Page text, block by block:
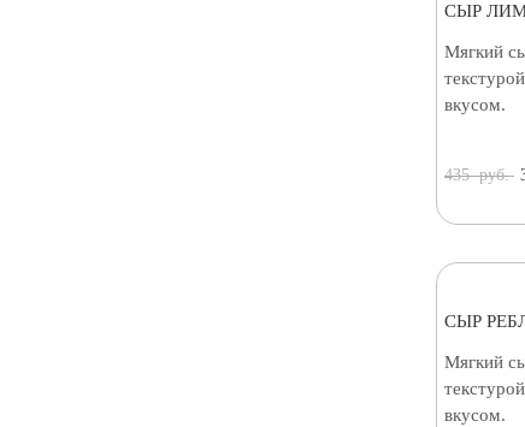
СЫР
Мягкий
вкусом.
435руб.
СЫР
Мягкий
вкусом.